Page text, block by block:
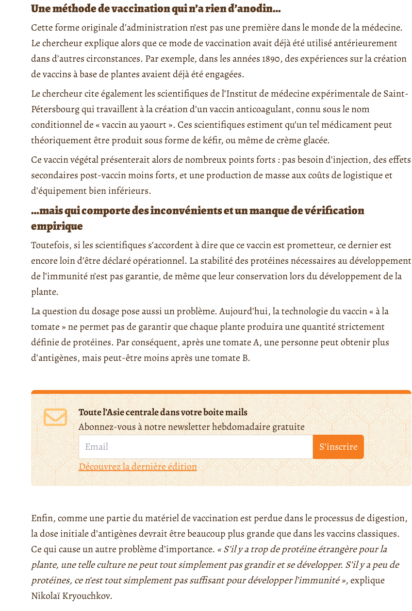
Une méthode de vaccination qui n’a rien d’anodin…
Cette forme originale d’administration n’est pas une première dans le monde de la médecine.
Le chercheur explique alors que ce mode de vaccination avait déjà été utilisé antérieurement
dans d’autres circonstances. Par exemple, dans les années 1890, des expériences sur la création
de vaccins à base de plantes avaient déjà été engagées.
Le chercheur cite également les scientifiques de l’Institut de médecine expérimentale de Saint-
Pétersbourg qui travaillent à la création d’un vaccin anticoagulant, connu sous le nom
conditionnel de « vaccin au yaourt ». Ces scientifiques estiment qu’un tel médicament peut
théoriquement être produit sous forme de kéfir, ou même de crème glacée.
Ce vaccin végétal présenterait alors de nombreux points forts : pas besoin d’injection, des effets
secondaires post-vaccin moins forts, et une production de masse aux coûts de logistique et
d’équipement bien inférieurs.
…mais qui comporte des inconvénients et un manque de vérification
empirique
Toutefois, si les scientifiques s’accordent à dire que ce vaccin est prometteur, ce dernier est
encore loin d’être déclaré opérationnel. La stabilité des protéines nécessaires au développement
de l’immunité n’est pas garantie, de même que leur conservation lors du développement de la
plante.
La question du dosage pose aussi un problème. Aujourd’hui, la technologie du vaccin « à la
tomate » ne permet pas de garantir que chaque plante produira une quantité strictement
définie de protéines. Par conséquent, après une tomate A, une personne peut obtenir plus
d’antigènes, mais peut-être moins après une tomate B.
Toute l’Asie centrale dans votre boite mails
Abonnez-vous à notre newsletter hebdomadaire gratuite
S’inscrire
Découvrez la dernière édition
Enfin, comme une partie du matériel de vaccination est perdue dans le processus de digestion,
la dose initiale d’antigènes devrait être beaucoup plus grande que dans les vaccins classiques.
Ce qui cause un autre problème d’importance. « S’il y a trop de protéine étrangère pour la
plante, une telle culture ne peut tout simplement pas grandir et se développer. S’il y a peu de
protéines, ce n’est tout simplement pas suffisant pour développer l’immunité », explique
Nikolaï Kryouchkov.